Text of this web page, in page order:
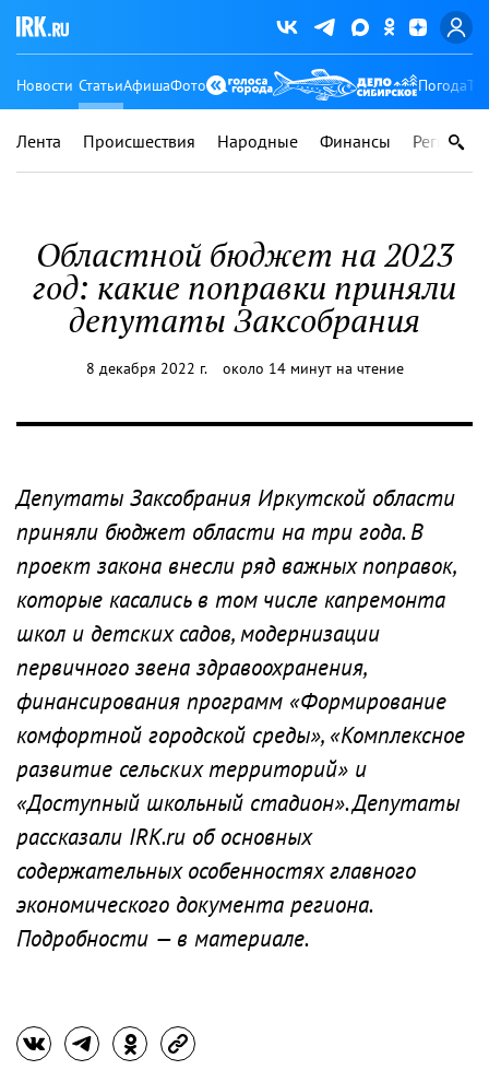
Новости СтатьиАфишаФото Погода
Лента Происшествия Народные Финансы Регионы
Областной бюджет на 2023
год: какие поправки приняли
депутаты Заксобрания
8 декабря 2022 г. около 14 минут на чтение
Депутаты Заксобрания Иркутской области
приняли бюджет области на три года. В
проект закона внесли ряд важных поправок,
которые касались в том числе капремонта
школ и детских садов, модернизации
первичного звена здравоохранения,
финансирования программ «Формирование
комфортной городской среды», «Комплексное
развитие сельских территорий» и
«Доступный школьный стадион». Депутаты
рассказали IRK.ru об основных
содержательных особенностях главного
экономического документа региона.
Подробности — в материале.